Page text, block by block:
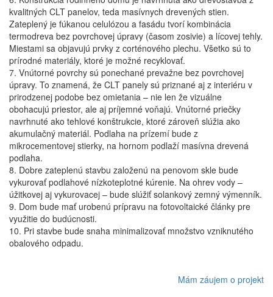
kvalitných CLT panelov, teda masívnych drevených stien.
Zateplený je fúkanou celulózou a fasádu tvorí kombinácia
termodreva bez povrchovej úpravy (časom zosivie) a lícovej tehly.
Miestami sa objavujú prvky z corténového plechu. Všetko sú to
prírodné materiály, ktoré je možné recyklovať.
7. Vnútorné povrchy sú ponechané prevažne bez povrchovej
úpravy. To znamená, že CLT panely sú priznané aj z interiéru v
prirodzenej podobe bez omietania – nie len že vizuálne
obohacujú priestor, ale aj príjemné voňajú. Vnútorné priečky
navrhnuté ako tehlové konštrukcie, ktoré zároveň slúžia ako
akumulačný materiál. Podlaha na prízemí bude z
mikrocementovej stierky, na hornom podlaží masívna drevená
podlaha.
8. Dobre zateplenú stavbu založenú na penovom skle bude
vykurovať podlahové nízkoteplotné kúrenie. Na ohrev vody –
úžitkovej aj vykurovacej – bude slúžiť solankový zemný výmenník.
9. Dom bude mať urobenú prípravu na fotovoltaické články pre
využitie do budúcnosti.
10. Pri stavbe bude snaha minimalizovať množstvo vzniknutého
obalového odpadu.
Mám záujem o projekt